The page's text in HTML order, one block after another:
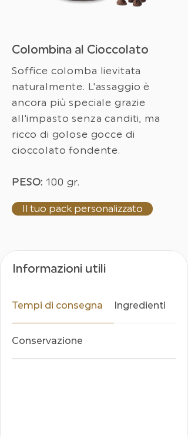
Colombina al Cioccolato
Soffice colomba lievitata
naturalmente. L'assaggio è
ancora più speciale grazie
all'impasto senza canditi, ma
ricco di golose gocce di
cioccolato fondente.
PESO: 100 gr.
Il tuo pack personalizzato
Informazioni utili
Tempi di consegna Ingredienti
Conservazione